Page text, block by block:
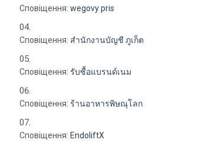
Сповіщення:wegovy pris
Сповіщення: สำนักงานบัญชี ภูเก็ต
Сповіщення: รับซื้อแบรนด์เนม
Сповіщення: ร้านอาหารพิษณุโลก
Сповіщення: EndoliftX